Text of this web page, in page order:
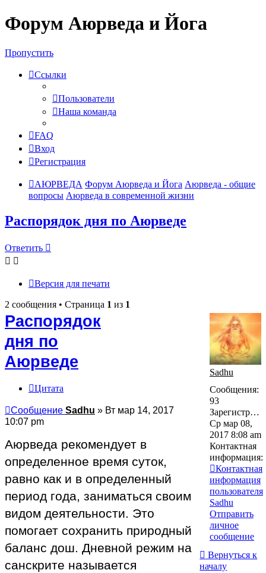
Форум Аюрведа и Йога
Пропустить
Ссылки
Пользователи
Наша команда
FAQ
Вход
Регистрация
АЮРВЕДА Форум Аюрведа и Йога Аюрведа - общие
вопросы Аюрведа в современной жизни
Распорядок дня по Аюрведе
Ответить
Версия для печати
2 сообщения • Страница 1 из 1
Sadhu
Сообщения:
93
Зарегистрирован:
Ср мар 08,
2017 8:08 am
Контактная
информация:
Контактная
информация
пользователя
Sadhu
Отправить
личное
сообщение
Распорядок
дня по
Аюрведе
Цитата
Сообщение Sadhu » Вт мар 14, 2017
10:07 pm
Аюрведа рекомендует в
определенное время суток,
равно как и в определенный
период года, заниматься своим
видом деятельности. Это
помогает сохранить природный
баланс дош. Дневной режим на
санскрите называется
Вернуться к
началу